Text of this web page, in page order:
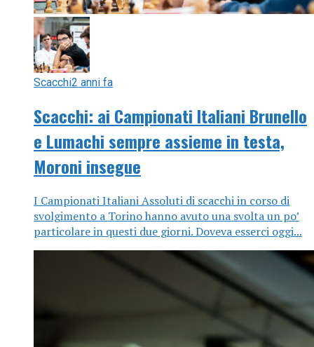
Scacchi2 anni fa
Scacchi: ai Campionati Italiani Brunello
e Lumachi sempre assieme in testa,
Moroni insegue
I Campionati Italiani Assoluti di scacchi in corso di
svolgimento a Torino hanno avuto una svolta un po’
particolare in questi due giorni. Doveva esserci oggi...